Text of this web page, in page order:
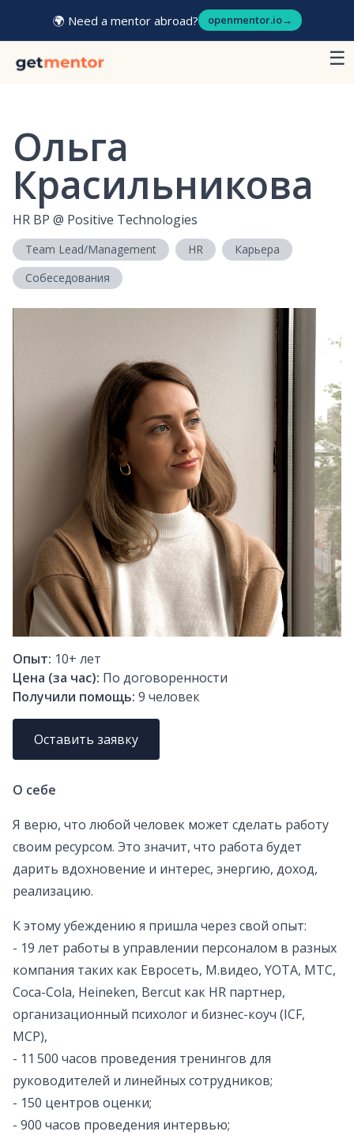
🌍 Need a mentor abroad? openmentor.io→
☰
Ольга
Красильникова
HR BP @ Positive Technologies
Team Lead/Management HR
Карьера
Собеседования
Опыт: 10+ лет
Цена (за час): По договоренности
Получили помощь: 9 человек
Оставить заявку
О себе
Я верю, что любой человек может сделать работу
своим ресурсом. Это значит, что работа будет
дарить вдохновение и интерес, энергию, доход,
реализацию.
К этому убеждению я пришла через свой опыт:
- 19 лет работы в управлении персоналом в разных
компания таких как Евросеть, М.видео, YOTA, МТС,
Coca-Cola, Heineken, Bercut как HR партнер,
организационный психолог и бизнес-коуч (ICF,
MCP),
- 11 500 часов проведения тренингов для
руководителей и линейных сотрудников;
- 150 центров оценки;
- 900 часов проведения интервью;